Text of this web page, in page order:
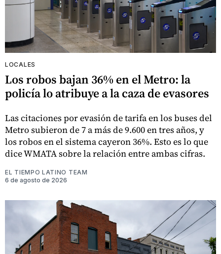
LOCALES
Los robos bajan 36% en el Metro: la
policía lo atribuye a la caza de evasores
Las citaciones por evasión de tarifa en los buses del
Metro subieron de 7 a más de 9.600 en tres años, y
los robos en el sistema cayeron 36%. Esto es lo que
dice WMATA sobre la relación entre ambas cifras.
EL TIEMPO LATINO TEAM
6 de agosto de 2026